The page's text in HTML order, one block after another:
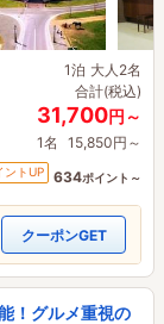
1泊 大人2名
合計(税込)
31,700円～
1名 15,850円～
ントUP 634ポイント～
クーポンGET
！グルメ重視の